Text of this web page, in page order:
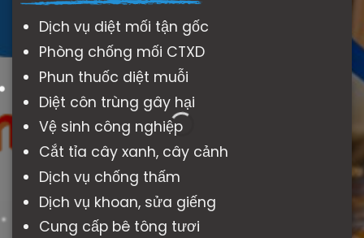
Dịch vụ diệt mối tận gốc
Phòng chống mối CTXD
Phun thuốc diệt muỗi
Diệt côn trùng gây hại
Vệ sinh công nghiệp
Cắt tỉa cây xanh, cây cảnh
Dịch vụ chống thấm
Dịch vụ khoan, sửa giếng
Cung cấp bê tông tươi